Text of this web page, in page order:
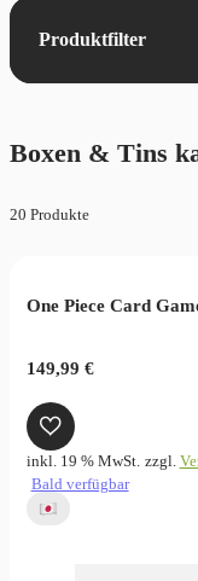
Boxen & Tins
20 Produkte
One Piece Card
149,99 €
inkl. 19 % MwSt. zzgl.
Bald verfügbar
Produktfilter